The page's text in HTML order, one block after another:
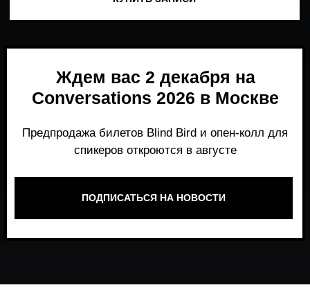
ПОДПИСАТЬСЯ НА НОВОСТИ
Место, где можно получить честный,
работает и формирует рынок генеративного